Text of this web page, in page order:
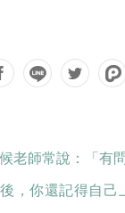
老師常說：「有
，你還記得自己